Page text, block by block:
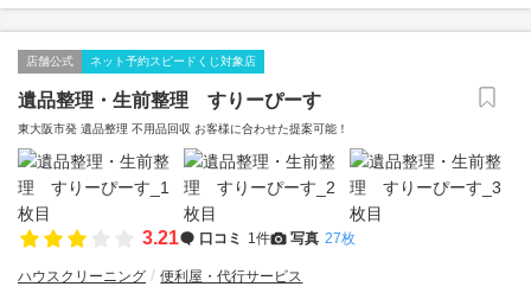
店舗公式 ネット予約スピードくじ対象店
遺品整理・生前整理 すりーぴーす
東大阪市発 遺品整理 不用品回収 お客様に合わせた提案可能！
3.21 口コミ 1件 写真 27枚
ハウスクリーニング 便利屋・代行サービス